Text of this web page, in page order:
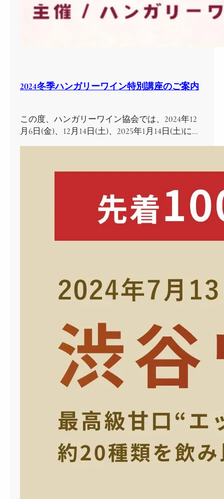
2024冬季ハンガリーワイン特別講座のご案内
この度、ハンガリーワイン協会では、2024年12
月6日(金)、12月14日(土)、2025年1月14日(土)に…